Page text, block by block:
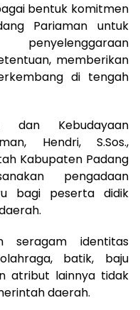
bentuk komitmen
Pariaman untuk
memberikan
di tengah
dan Kebudayaan
Hendri, S.Sos.,
Kabupaten Padang
pengadaan
bagi peserta didik
seragam identitas
batik, baju
atribut lainnya tidak
daerah.